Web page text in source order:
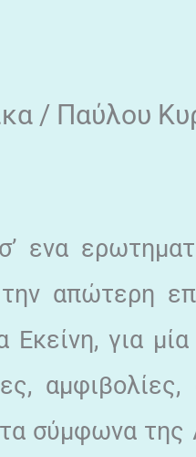
/ Παύλου
ενα
απώτερη
Εκείνη, για
σύμφωνα